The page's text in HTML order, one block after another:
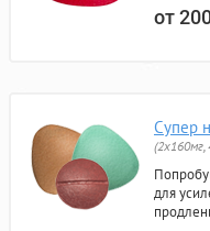
от
Супер
(2х160мг,
для